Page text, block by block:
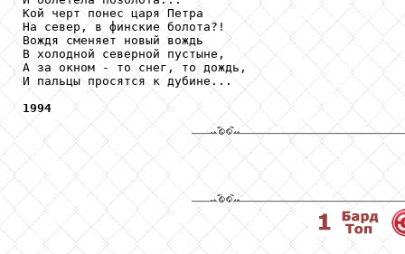
Кой черт понес царя Петра
На север, в финские болота?!
Вождя сменяет новый вождь
В холодной северной пустыне,
А за окном - то снег, то дождь,
И пальцы просятся к дубине...
1994